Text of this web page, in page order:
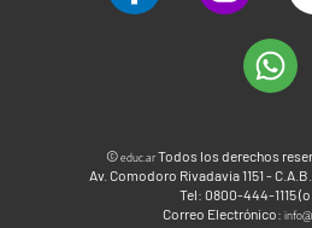
©educ.arTodos los derechos
Av. Comodoro Rivadavia 1151 -
Tel: 0800-444-1115
Correo Electrónico: